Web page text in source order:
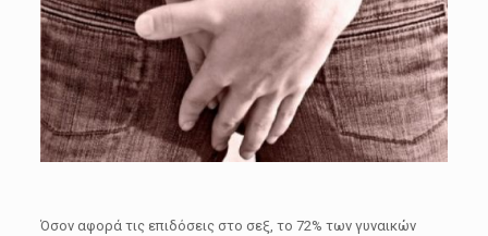
Όσον αφορά τις επιδόσεις στο σεξ, το 72% των γυναικών